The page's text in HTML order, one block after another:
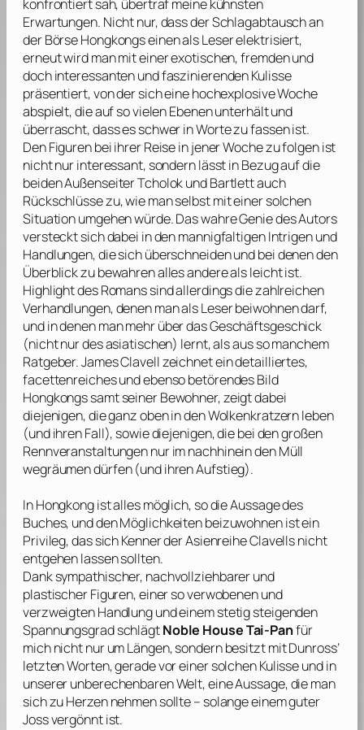
konfrontiert sah, übertraf meine kühnsten
Erwartungen. Nicht nur, dass der Schlagabtausch an
der Börse Hongkongs einen als Leser elektrisiert,
erneut wird man mit einer exotischen, fremden und
doch interessanten und faszinierenden Kulisse
präsentiert, von der sich eine hochexplosive Woche
abspielt, die auf so vielen Ebenen unterhält und
überrascht, dass es schwer in Worte zu fassen ist.
Den Figuren bei ihrer Reise in jener Woche zu folgen ist
nicht nur interessant, sondern lässt in Bezug auf die
beiden Außenseiter Tcholok und Bartlett auch
Rückschlüsse zu, wie man selbst mit einer solchen
Situation umgehen würde. Das wahre Genie des Autors
versteckt sich dabei in den mannigfaltigen Intrigen und
Handlungen, die sich überschneiden und bei denen den
Überblick zu bewahren alles andere als leicht ist.
Highlight des Romans sind allerdings die zahlreichen
Verhandlungen, denen man als Leser beiwohnen darf,
und in denen man mehr über das Geschäftsgeschick
(nicht nur des asiatischen) lernt, als aus so manchem
Ratgeber.James Clavellzeichnet ein detailliertes,
facettenreiches und ebenso betörendes Bild
Hongkongs samt seiner Bewohner, zeigt dabei
diejenigen, die ganz oben in den Wolkenkratzern leben
(und ihren Fall), sowie diejenigen, die bei den großen
Rennveranstaltungen nur im nachhinein den Müll
wegräumen dürfen (und ihren Aufstieg).
In Hongkong ist alles möglich, so die Aussage des
Buches, und den Möglichkeiten beizuwohnen ist ein
Privileg, das sich Kenner der AsienreiheClavellsnicht
entgehen lassen sollten.
Dank sympathischer, nachvollziehbarer und
plastischer Figuren, einer so verwobenen und
verzweigten Handlung und einem stetig steigenden
Spannungsgrad schlägtNoble HouseTai-Panfür
mich nicht nur um Längen, sondern besitzt mit Dunross’
letzten Worten, gerade vor einer solchen Kulisse und in
unserer unberechenbaren Welt, eine Aussage, die man
sich zu Herzen nehmen sollte – solange einem guter
Joss vergönnt ist.